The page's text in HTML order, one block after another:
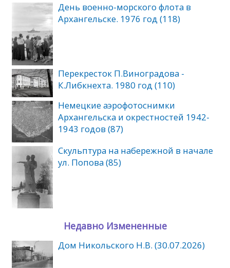
День военно-морского флота в
Архангельске. 1976 год (118)
Перекресток П.Виноградова -
К.Либкнехта. 1980 год (110)
Немецкие аэрофотоснимки
Архангельска и окрестностей 1942-
1943 годов (87)
Скульптура на набережной в начале
ул. Попова (85)
Недавно Измененные
Дом Никольского Н.В. (30.07.2026)